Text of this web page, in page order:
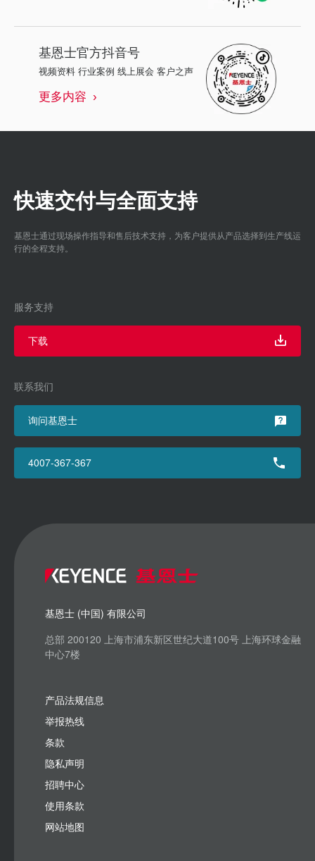
基恩士官方抖音号
视频资料 行业案例 线上展会 客户之声
更多内容
快速交付与全面支持
基恩士通过现场操作指导和售后技术支持，为客户提供从产品选择到生产线运
行的全程支持。
服务支持
下载
联系我们
询问基恩士
4007-367-367
基恩士 (中国) 有限公司
总部 200120 上海市浦东新区世纪大道100号 上海环球金融
中心7楼
产品法规信息
举报热线
条款
隐私声明
招聘中心
使用条款
网站地图